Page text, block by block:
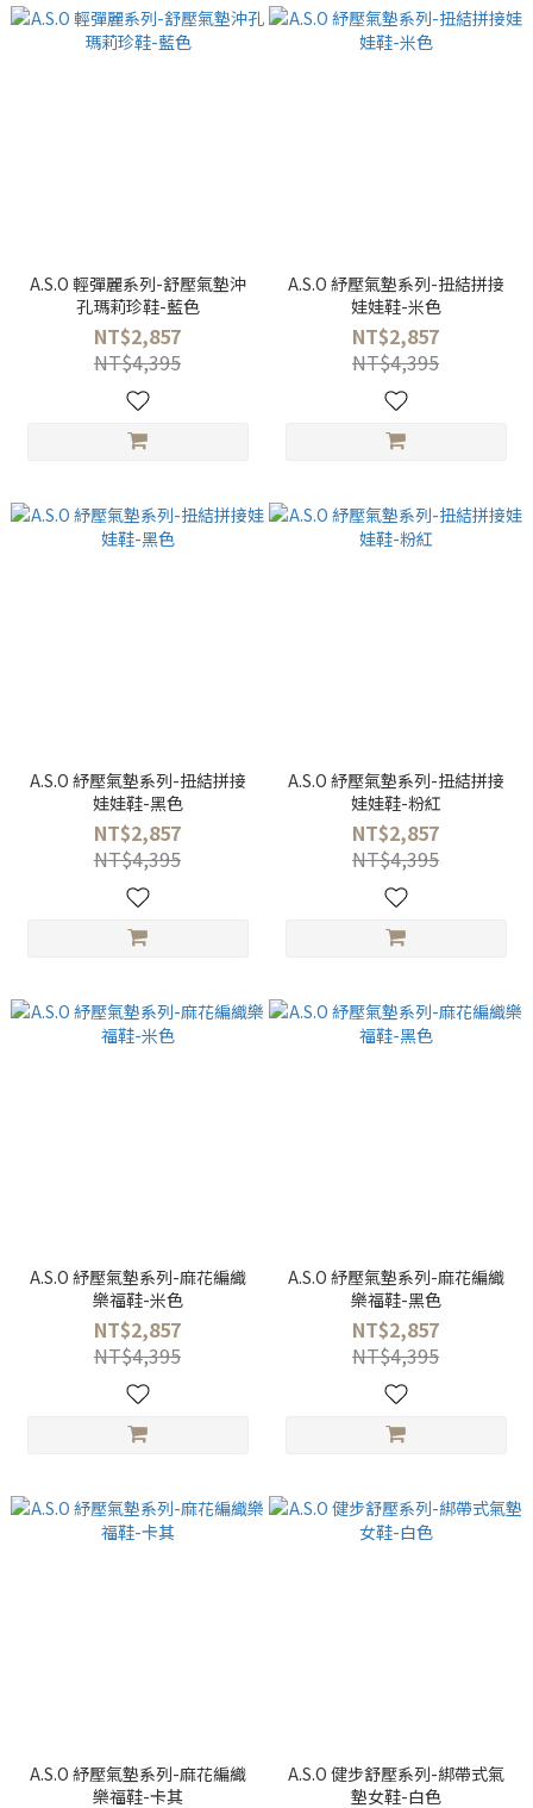
A.S.O 輕彈麗系列-舒壓氣墊沖
孔瑪莉珍鞋-藍色
NT$2,857
NT$4,395
A.S.O 紓壓氣墊系列-扭結拼接
娃娃鞋-米色
NT$2,857
NT$4,395
A.S.O 紓壓氣墊系列-扭結拼接
娃娃鞋-黑色
NT$2,857
NT$4,395
A.S.O 紓壓氣墊系列-扭結拼接
娃娃鞋-粉紅
NT$2,857
NT$4,395
A.S.O 紓壓氣墊系列-麻花編織
樂福鞋-米色
NT$2,857
NT$4,395
A.S.O 紓壓氣墊系列-麻花編織
樂福鞋-黑色
NT$2,857
NT$4,395
A.S.O 紓壓氣墊系列-麻花編織
樂福鞋-卡其
A.S.O 健步舒壓系列-綁帶式氣
墊女鞋-白色